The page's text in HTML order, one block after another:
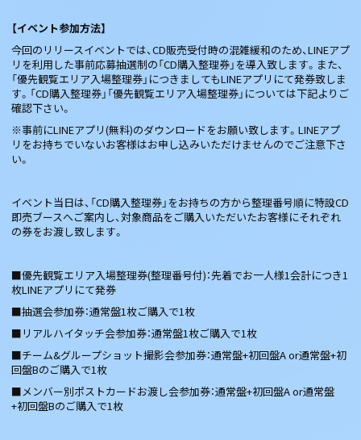
【イベント参加方法】
今回のリリースイベントでは、CD販売受付時の混雑緩和のため、LINEアプ
リを利用した事前応募抽選制の「CD購入整理券」を導入致します。また、
「優先観覧エリア入場整理券」につきましてもLINEアプリにて発券致しま
す。「CD購入整理券」「優先観覧エリア入場整理券」については下記よりご
確認下さい。
※事前にLINEアプリ(無料)のダウンロードをお願い致します。LINEアプ
リをお持ちでいないお客様はお申し込みいただけませんのでご注意下さ
い。
イベント当日は、「CD購入整理券」をお持ちの方から整理番号順に特設CD
即売ブースへご案内し、対象商品をご購入いただいたお客様にそれぞれ
の券をお渡し致します。
■優先観覧エリア入場整理券(整理番号付)：先着でお一人様1会計につき1
枚LINEアプリにて発券
■抽選会参加券：通常盤1枚ご購入で1枚
■リアルハイタッチ会参加券：通常盤1枚ご購入で1枚
■チーム&グループショット撮影会参加券：通常盤+初回盤A or通常盤+初
回盤Bのご購入で1枚
■メンバー別ポストカードお渡し会参加券：通常盤+初回盤A or通常盤
+初回盤Bのご購入で1枚